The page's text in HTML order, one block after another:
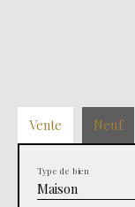
Vente Neuf
Maison
Type de bien